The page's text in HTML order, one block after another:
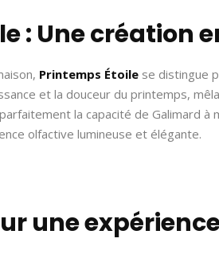
: Une création
Printemps Étoile se distingue
et la douceur du printemps,
la capacité de Galimard
olfactive lumineuse et élégante.
une